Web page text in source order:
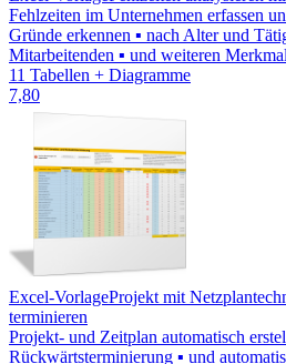
Fehlzeiten im Unternehmen erfassen
Gründe erkennen ▪ nach Alter und
Mitarbeitenden ▪ und weiteren
11 Tabellen + Diagramme
7,80
Excel-VorlageProjekt mit
terminieren
Projekt- und Zeitplan automatisch
Rückwärtsterminierung ▪ und